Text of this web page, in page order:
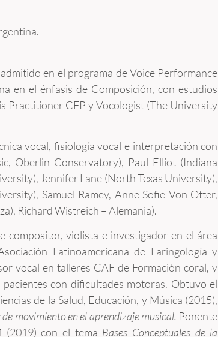
en el programa de Voice Performance
en el énfasis de Composición, con estudios
Practitioner CFP y Vocologist (The University
vocal, fisiología vocal e interpretación con
Oberlin Conservatory), Paul Elliot (Indiana
Jennifer Lane (North Texas University),
Samuel Ramey, Anne Sofie Von Otter,
Richard Wistreich – Alemania).
compositor, violista e investigador en el área
Latinoamericana de Laringología y
vocal en talleres CAF de Formación coral, y
con dificultades motoras. Obtuvo el
de la Salud, Educación, y Música (2015),
movimiento en el aprendizaje musical. Ponente
(2019) con el tema Bases Conceptuales de la